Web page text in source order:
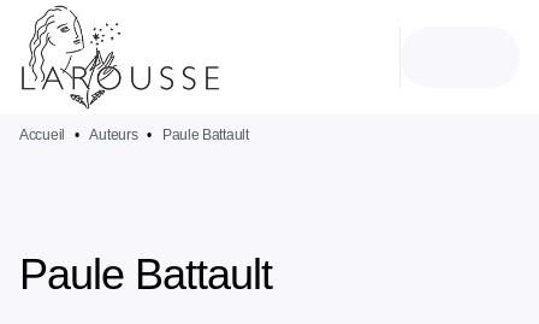
MENU
PIED DE PAGE
Accueil • Auteurs • Paule Battault
Paule Battault